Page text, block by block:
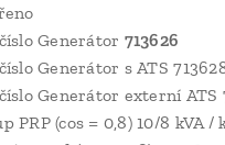
Generátor 713626
Generátor s ATS
Generátor externí ATS
PRP (cos = 0,8) 10/8 kVA /